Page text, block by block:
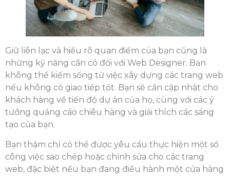
Giữ liên lạc và hiểu rõ quan điểm của bạn cũng là
những kỹ năng cần có đối với Web Designer. Bạn
không thể kiếm sống từ việc xây dựng các trang web
nếu không có giao tiếp tốt. Bạn sẽ cần cập nhật cho
khách hàng về tiến độ dự án của họ, cùng với các ý
tưởng quảng cáo chiêu hàng và giải thích các sáng
tạo của bạn.
Bạn thậm chí có thể được yêu cầu thực hiện một số
công việc sao chép hoặc chỉnh sửa cho các trang
web, đặc biệt nếu bạn đang điều hành một cửa hàng